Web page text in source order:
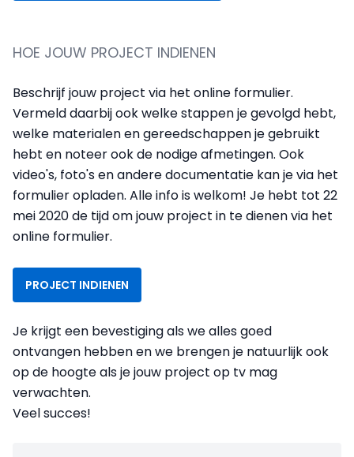
HOE JOUW PROJECT INDIENEN
Beschrijf jouw project via het online formulier.
Vermeld daarbij ook welke stappen je gevolgd hebt,
welke materialen en gereedschappen je gebruikt
hebt en noteer ook de nodige afmetingen. Ook
video's, foto's en andere documentatie kan je via het
formulier opladen. Alle info is welkom! Je hebt tot 22
mei 2020 de tijd om jouw project in te dienen via het
online formulier.
PROJECT INDIENEN
Je krijgt een bevestiging als we alles goed
ontvangen hebben en we brengen je natuurlijk ook
op de hoogte als je jouw project op tv mag
verwachten.
Veel succes!